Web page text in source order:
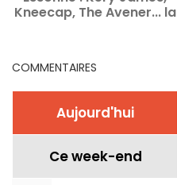
Kneecap, The Avener... la
COMMENTAIRES
Aujourd'hui
Ce week-end